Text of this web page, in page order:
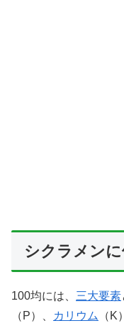
シクラメン
100均には、 三大要素
（P）、
カリウム （